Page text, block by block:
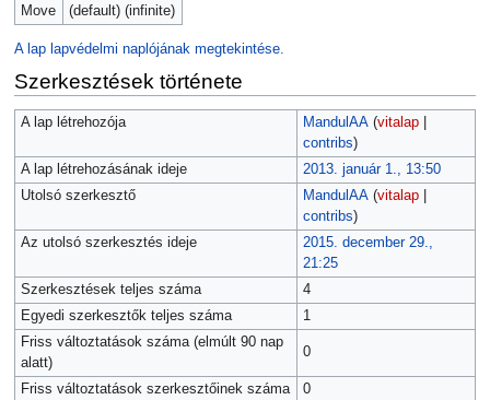
Move
(default) (infinite)
A lap lapvédelmi naplójának megtekintése.
Szerkesztések története
A lap létrehozója MandulAA (vitalap|
contribs)
A lap létrehozásának ideje
2013. január 1., 13:50
Utolsó szerkesztő
MandulAA (vitalap|
contribs)
Az utolsó szerkesztés ideje
2015. december 29.,
21:25
Szerkesztések teljes száma
4
Egyedi szerkesztők teljes száma
1
Friss változtatások száma (elmúlt 90 nap
alatt)
0
Friss változtatások szerkesztőinek száma 0